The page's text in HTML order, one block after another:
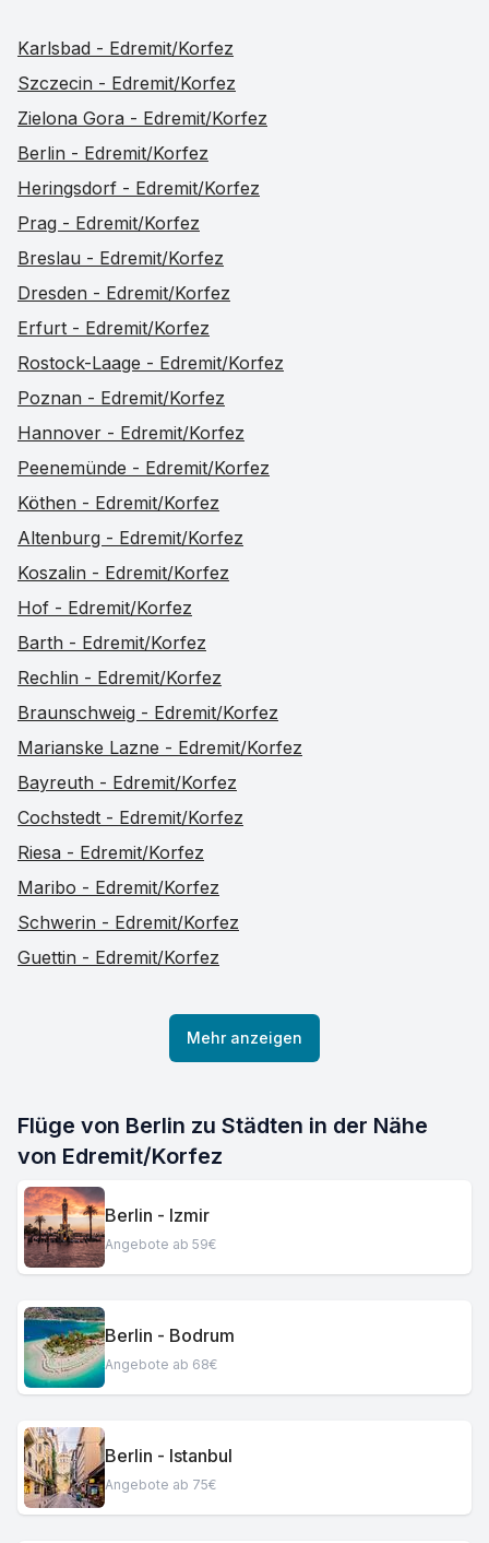
Karlsbad - Edremit/Korfez
Szczecin - Edremit/Korfez
Zielona Gora - Edremit/Korfez
Berlin - Edremit/Korfez
Heringsdorf - Edremit/Korfez
Prag - Edremit/Korfez
Breslau - Edremit/Korfez
Dresden - Edremit/Korfez
Erfurt - Edremit/Korfez
Rostock-Laage - Edremit/Korfez
Poznan - Edremit/Korfez
Hannover - Edremit/Korfez
Peenemünde - Edremit/Korfez
Köthen - Edremit/Korfez
Altenburg - Edremit/Korfez
Koszalin - Edremit/Korfez
Hof - Edremit/Korfez
Barth - Edremit/Korfez
Rechlin - Edremit/Korfez
Braunschweig - Edremit/Korfez
Marianske Lazne - Edremit/Korfez
Bayreuth - Edremit/Korfez
Cochstedt - Edremit/Korfez
Riesa - Edremit/Korfez
Maribo - Edremit/Korfez
Schwerin - Edremit/Korfez
Guettin - Edremit/Korfez
Mehr anzeigen
Flüge von Berlin zu Städten in der Nähe
von Edremit/Korfez
Berlin - Izmir
Angebote ab 59€
Berlin - Bodrum
Angebote ab 68€
Berlin - Istanbul
Angebote ab 75€